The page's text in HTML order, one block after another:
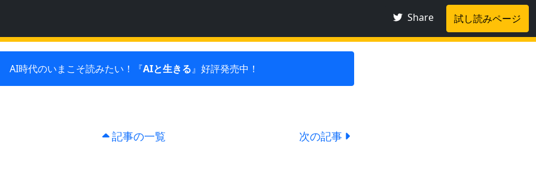
Share 試し読みページ
AI時代のいまこそ読みたい！『AIと生きる』好評発売中！
記事の一覧 次の記事